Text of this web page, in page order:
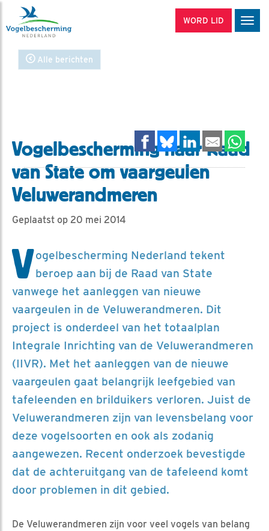
WORD LID
Alle berichten
Vogelbescherming naar Raad
van State om vaargeulen
Veluwerandmeren
Geplaatst op 20 mei 2014
Vogelbescherming Nederland tekent
beroep aan bij de Raad van State
vanwege het aanleggen van nieuwe
vaargeulen in de Veluwerandmeren. Dit
project is onderdeel van het totaalplan
Integrale Inrichting van de Veluwerandmeren
(IIVR). Met het aanleggen van de nieuwe
vaargeulen gaat belangrijk leefgebied van
tafeleenden en brilduikers verloren. Juist de
Veluwerandmeren zijn van levensbelang voor
deze vogelsoorten en ook als zodanig
aangewezen. Recent onderzoek bevestigde
dat de achteruitgang van de tafeleend komt
door problemen in dit gebied.
De Veluwerandmeren zijn voor veel vogels van belang